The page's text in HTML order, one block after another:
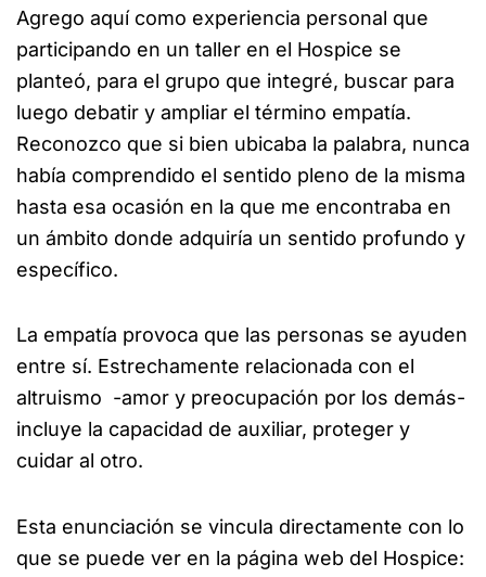
Agrego aquí como experiencia personal que
participando en un taller en el Hospice se
planteó, para el grupo que integré, buscar para
luego debatir y ampliar el término empatía.
Reconozco que si bien ubicaba la palabra, nunca
había comprendido el sentido pleno de la misma
hasta esa ocasión en la que me encontraba en
un ámbito donde adquiría un sentido profundo y
específico.
La empatía provoca que las personas se ayuden
entre sí. Estrechamente relacionada con el
altruismo -amor y preocupación por los demás-
incluye la capacidad de auxiliar, proteger y
cuidar al otro.
Esta enunciación se vincula directamente con lo
que se puede ver en la página web del Hospice: